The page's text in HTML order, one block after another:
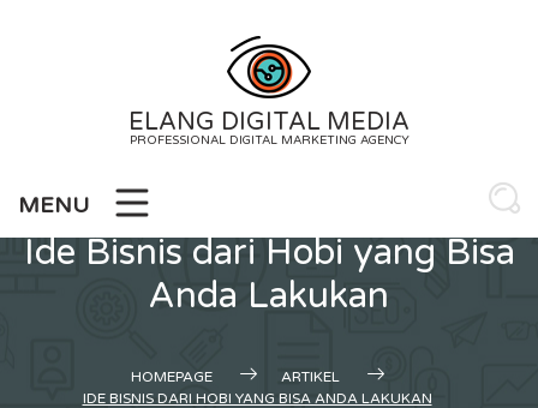
ELANG DIGITAL MEDIA
PROFESSIONAL DIGITAL MARKETING AGENCY
MENU
Ide Bisnis dari Hobi yang Bisa
Anda Lakukan
HOMEPAGE
ARTIKEL
IDE BISNIS DARI HOBI YANG BISA ANDA LAKUKAN